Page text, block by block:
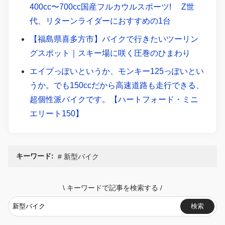
400cc〜700cc国産フルカウルスポーツ! Z世
代、リターンライダーにおすすめの1台
【福島県喜多方市】バイクで行きたいツーリン
グスポット｜スキー場に咲く圧巻のひまわり
エイプっぽいというか、モンキー125っぽいとい
うか。でも150ccだから高速道路も走行できる、
超個性派バイクです。【ハートフォード・ミニ
エリート150】
キーワード: 新型バイク
\ キーワードで記事を検索する /
検索